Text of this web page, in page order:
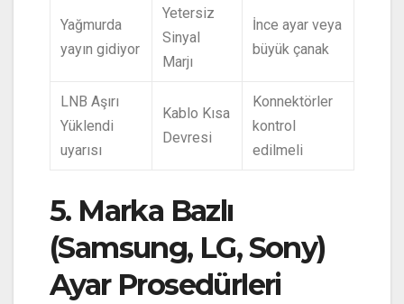
Yağmurda
yayın gidiyor
Yetersiz
Sinyal
Marjı
İnce ayar veya
büyük çanak
LNB Aşırı
Yüklendi
uyarısı
Kablo Kısa
Devresi
Konnektörler
kontrol
edilmeli
5. Marka Bazlı
(Samsung, LG, Sony)
Ayar Prosedürleri